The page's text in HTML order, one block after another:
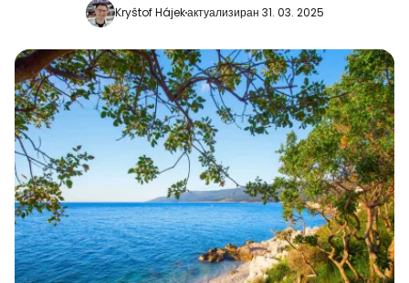
Kryštof Hájekактуализиран 31. 03. 2025
Продължете с Facebook
Продължете с имейл